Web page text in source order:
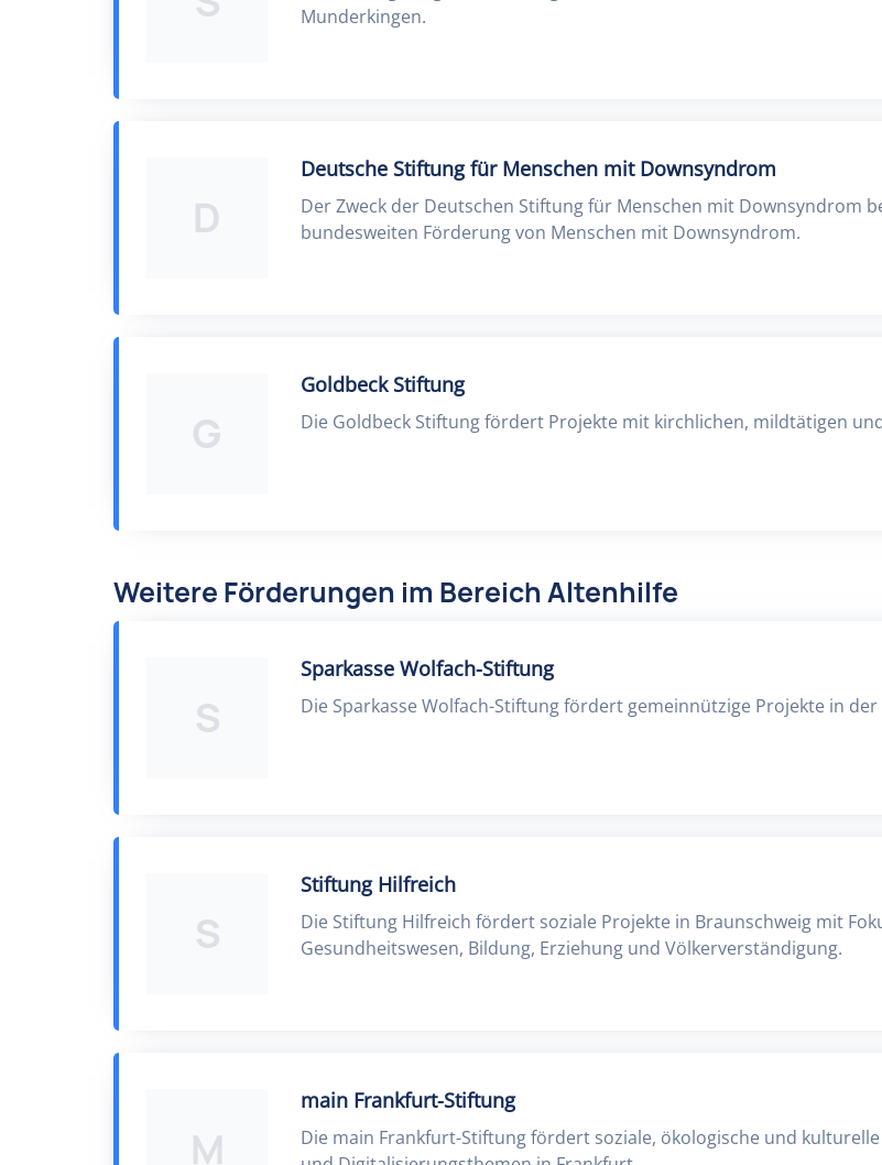
Munderkingen.
D
Deutsche Stiftung für Menschen mit Downsyndrom
Der Zweck der Deutschen Stiftung für Menschen mit Downsyndrom
bundesweiten Förderung von Menschen mit Downsyndrom.
G
Goldbeck Stiftung
Die Goldbeck Stiftung fördert Projekte mit kirchlichen, mildtätigen
Weitere Förderungen im Bereich Altenhilfe
S
Sparkasse Wolfach-Stiftung
Die Sparkasse Wolfach-Stiftung fördert gemeinnützige Projekte in
S
Stiftung Hilfreich
Die Stiftung Hilfreich fördert soziale Projekte in Braunschweig mit
Gesundheitswesen, Bildung, Erziehung und Völkerverständigung.
M
main Frankfurt-Stiftung
Die main Frankfurt-Stiftung fördert soziale, ökologische und